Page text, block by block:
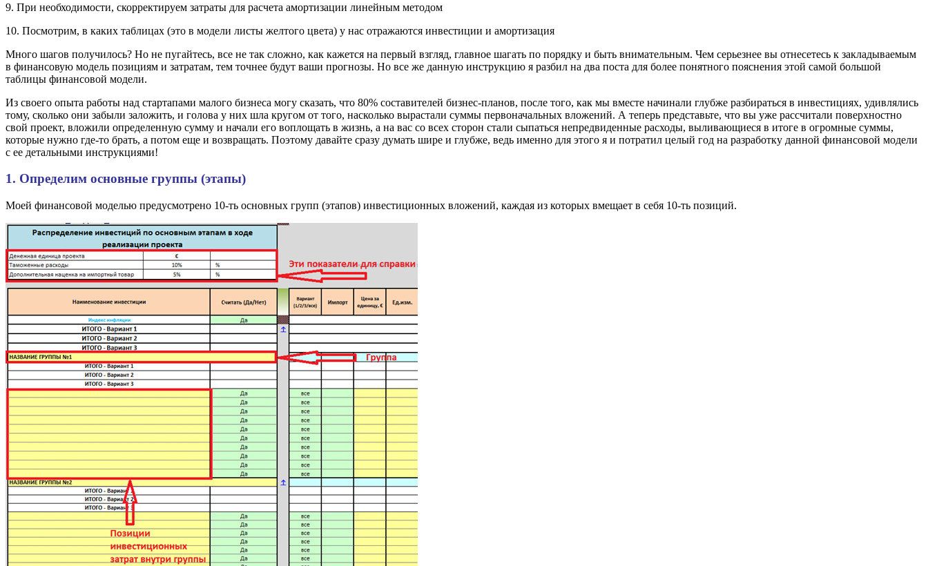
9. При необходимости, скорректируем затраты для расчета амортизации линейным методом
10. Посмотрим, в каких таблицах (это в модели листы желтого цвета) у нас отражаются инвестиции и амортизация
Много шагов получилось? Но не пугайтесь, все не так сложно, как кажется на первый взгляд, главное шагать по порядку и быть внимательным. Чем серьезнее вы отнесетесь к закладываемым
в финансовую модель позициям и затратам, тем точнее будут ваши прогнозы. Но все же данную инструкцию я разбил на два поста для более понятного пояснения этой самой большой
таблицы финансовой модели.
Из своего опыта работы над стартапами малого бизнеса могу сказать, что 80% составителей бизнес-планов, после того, как мы вместе начинали глубже разбираться в инвестициях, удивлялись
тому, сколько они забыли заложить, и голова у них шла кругом от того, насколько вырастали суммы первоначальных вложений. А теперь представьте, что вы уже рассчитали поверхностно
свой проект, вложили определенную сумму и начали его воплощать в жизнь, а на вас со всех сторон стали сыпаться непредвиденные расходы, выливающиеся в итоге в огромные суммы,
которые нужно где-то брать, а потом еще и возвращать. Поэтому давайте сразу думать шире и глубже, ведь именно для этого я и потратил целый год на разработку данной финансовой модели
с ее детальными инструкциями!
1. Определим основные группы (этапы)
Моей финансовой моделью предусмотрено 10-ть основных групп (этапов) инвестиционных вложений, каждая из которых вмещает в себя 10-ть позиций.